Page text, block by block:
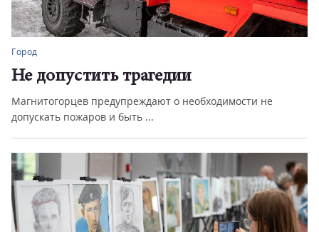
Город
Не допустить трагедии
Магнитогорцев предупреждают о необходимости не
допускать пожаров и быть ...